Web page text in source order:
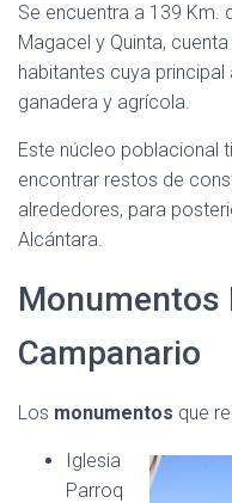
Se encuentra a 139 Km.
Magacel y Quinta,
habitantes cuya
ganadera y agrícola.
Este núcleo poblacional
encontrar restos de
alrededores, para
Alcántara.
Campanario
Los monumentos que
Iglesia
Parroq